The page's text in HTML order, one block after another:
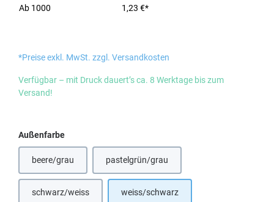
Ab 1000 1,23 €*
*Preise exkl. MwSt. zzgl. Versandkosten
Verfügbar – mit Druck dauert’s ca. 8 Werktage bis zum
Versand!
Außenfarbeauswählen
beere/grau pastelgrün/grau
schwarz/weiss(Diese Option ist zurzeit nicht verfügbar.)
weiss/schwarz